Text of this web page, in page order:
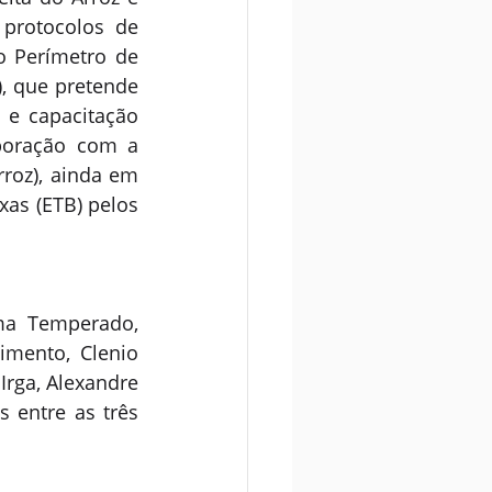
de
Perímetro de
que pretende
capacitação
com a
ainda em
(ETB) pelos
Temperado,
Clenio
Alexandre
entre as três